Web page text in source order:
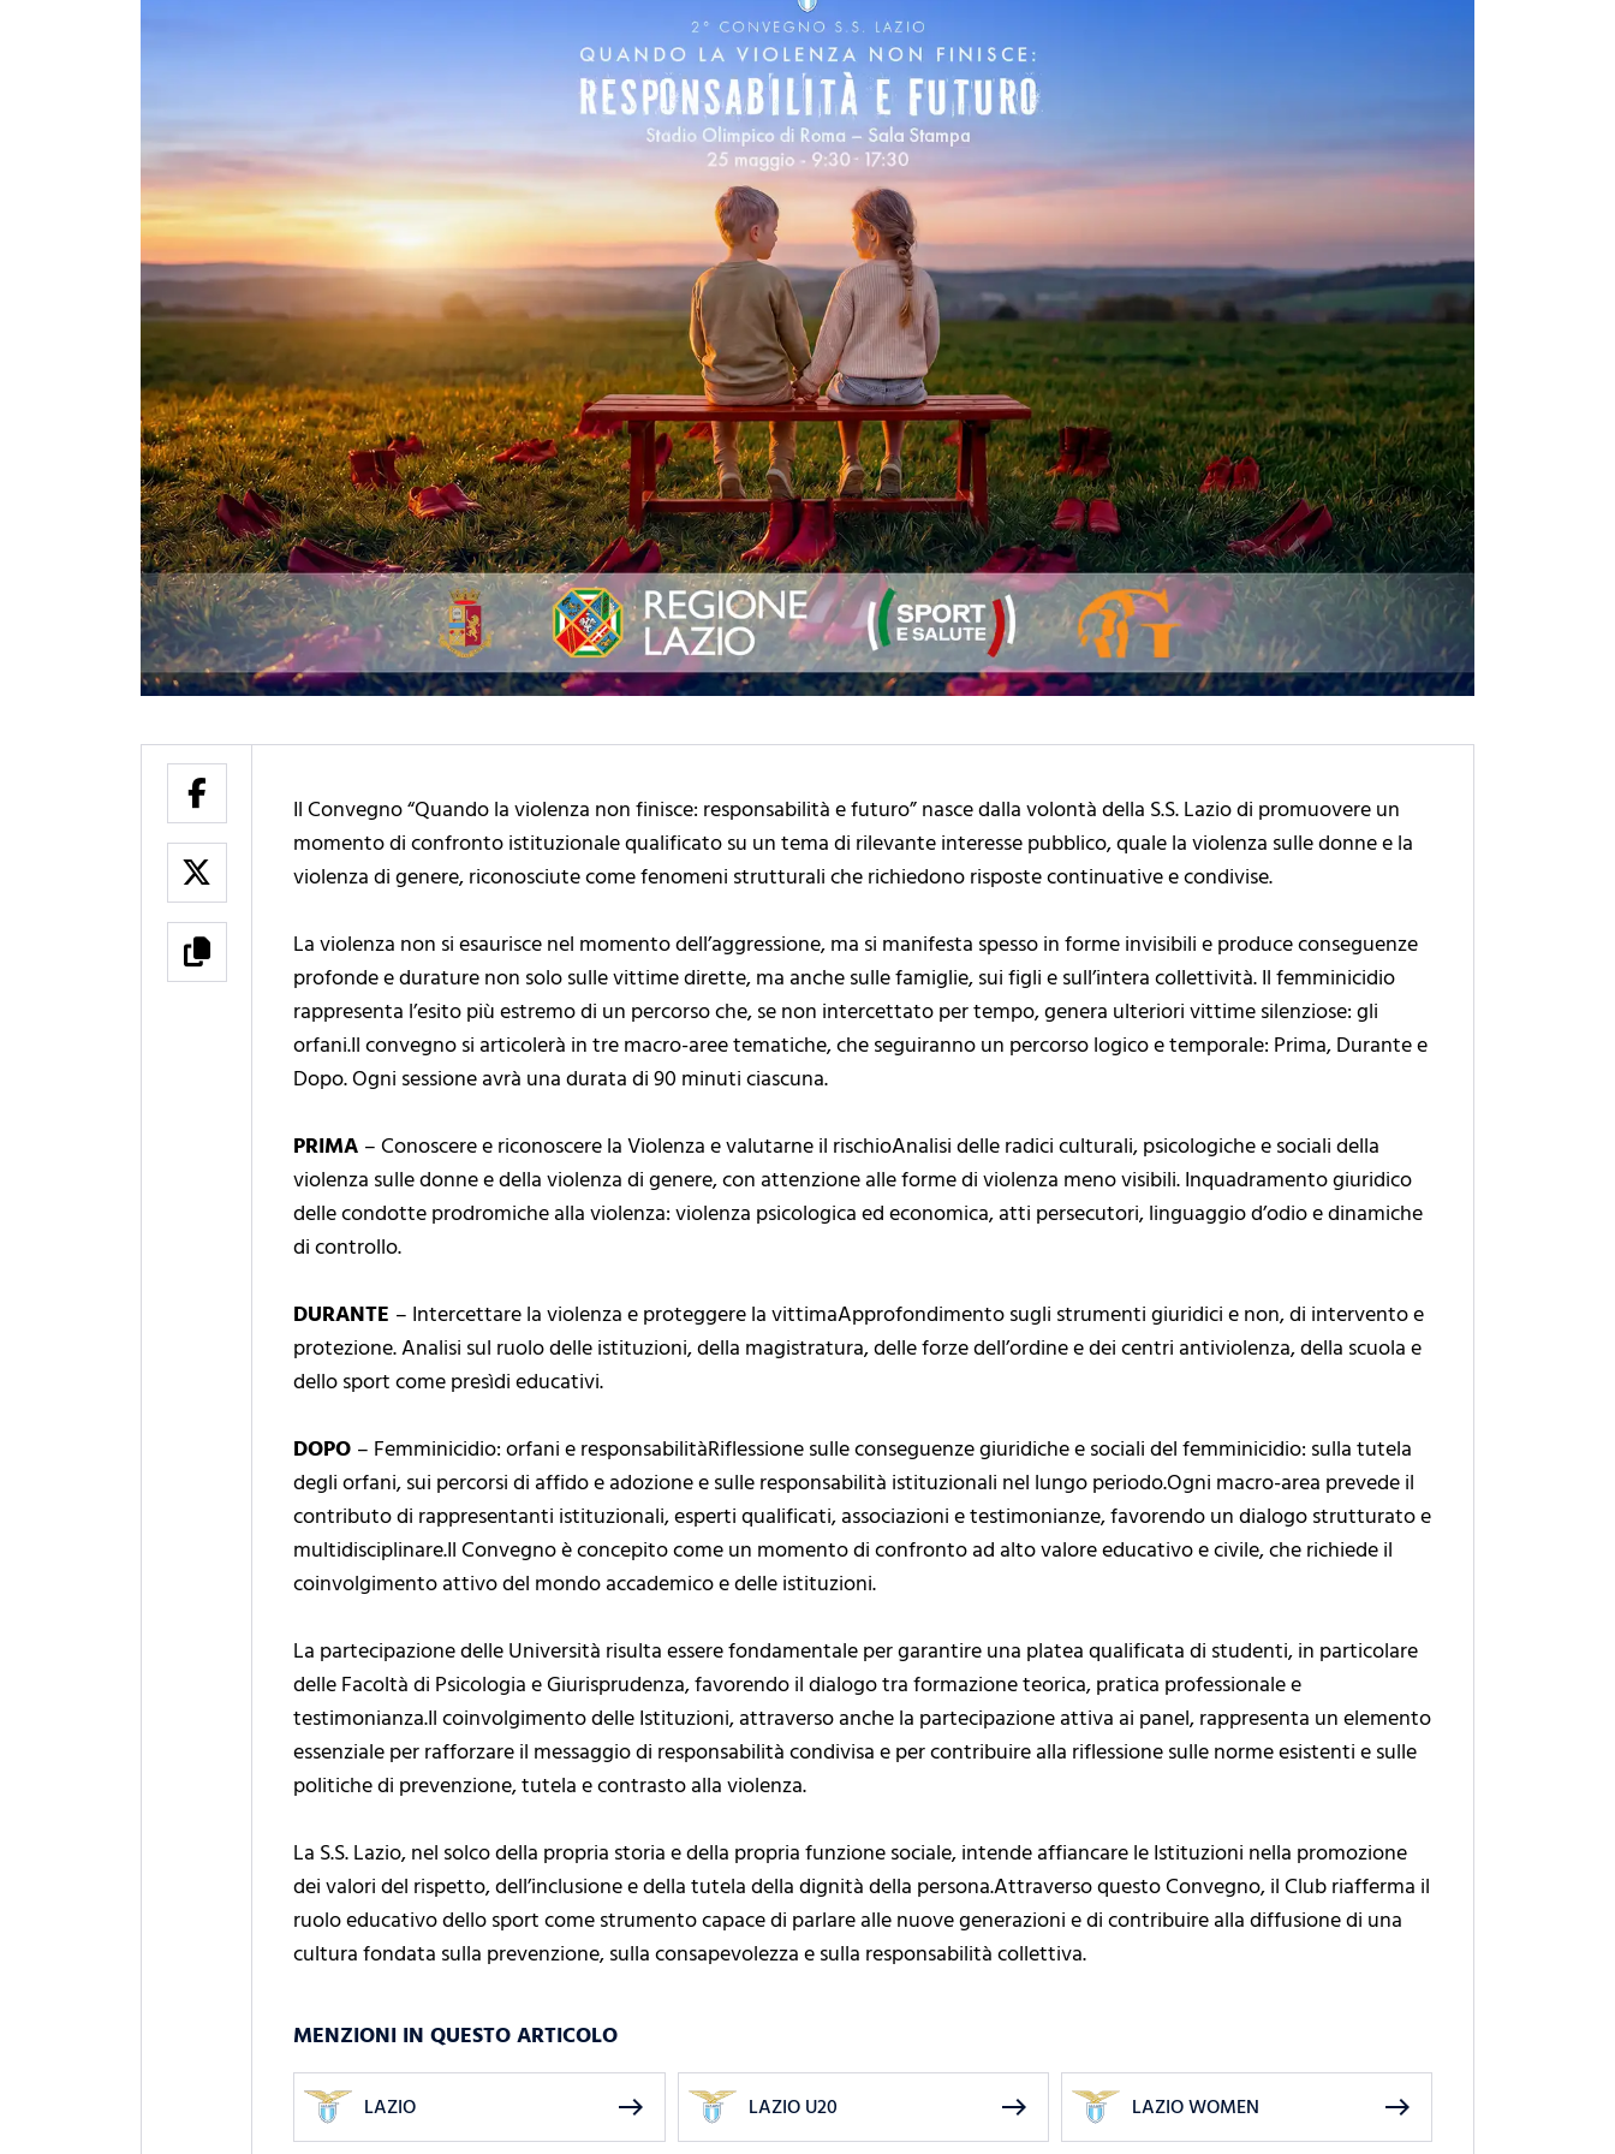
Il Convegno “Quando la violenza non finisce: responsabilità e futuro” nasce dalla volontà della S.S. Lazio di promuovere un
momento di confronto istituzionale qualificato su un tema di rilevante interesse pubblico, quale la violenza sulle donne e la
violenza di genere, riconosciute come fenomeni strutturali che richiedono risposte continuative e condivise.
La violenza non si esaurisce nel momento dell’aggressione, ma si manifesta spesso in forme invisibili e produce conseguenze
profonde e durature non solo sulle vittime dirette, ma anche sulle famiglie, sui figli e sull’intera collettività. Il femminicidio
rappresenta l’esito più estremo di un percorso che, se non intercettato per tempo, genera ulteriori vittime silenziose: gli
orfani.Il convegno si articolerà in tre macro-aree tematiche, che seguiranno un percorso logico e temporale: Prima, Durante e
Dopo. Ogni sessione avrà una durata di 90 minuti ciascuna.
PRIMA – Conoscere e riconoscere la Violenza e valutarne il rischioAnalisi delle radici culturali, psicologiche e sociali della
violenza sulle donne e della violenza di genere, con attenzione alle forme di violenza meno visibili. Inquadramento giuridico
delle condotte prodromiche alla violenza: violenza psicologica ed economica, atti persecutori, linguaggio d’odio e dinamiche
di controllo.
DURANTE – Intercettare la violenza e proteggere la vittimaApprofondimento sugli strumenti giuridici e non, di intervento e
protezione. Analisi sul ruolo delle istituzioni, della magistratura, delle forze dell’ordine e dei centri antiviolenza, della scuola e
dello sport come presìdi educativi.
DOPO – Femminicidio: orfani e responsabilitàRiflessione sulle conseguenze giuridiche e sociali del femminicidio: sulla tutela
degli orfani, sui percorsi di affido e adozione e sulle responsabilità istituzionali nel lungo periodo.Ogni macro-area prevede il
contributo di rappresentanti istituzionali, esperti qualificati, associazioni e testimonianze, favorendo un dialogo strutturato e
multidisciplinare.Il Convegno è concepito come un momento di confronto ad alto valore educativo e civile, che richiede il
coinvolgimento attivo del mondo accademico e delle istituzioni.
La partecipazione delle Università risulta essere fondamentale per garantire una platea qualificata di studenti, in particolare
delle Facoltà di Psicologia e Giurisprudenza, favorendo il dialogo tra formazione teorica, pratica professionale e
testimonianza.Il coinvolgimento delle Istituzioni, attraverso anche la partecipazione attiva ai panel, rappresenta un elemento
essenziale per rafforzare il messaggio di responsabilità condivisa e per contribuire alla riflessione sulle norme esistenti e sulle
politiche di prevenzione, tutela e contrasto alla violenza.
La S.S. Lazio, nel solco della propria storia e della propria funzione sociale, intende affiancare le Istituzioni nella promozione
dei valori del rispetto, dell’inclusione e della tutela della dignità della persona.Attraverso questo Convegno, il Club riafferma il
ruolo educativo dello sport come strumento capace di parlare alle nuove generazioni e di contribuire alla diffusione di una
cultura fondata sulla prevenzione, sulla consapevolezza e sulla responsabilità collettiva.
MENZIONI IN QUESTO ARTICOLO
LAZIO east LAZIO U20 east LAZIO WOMEN east